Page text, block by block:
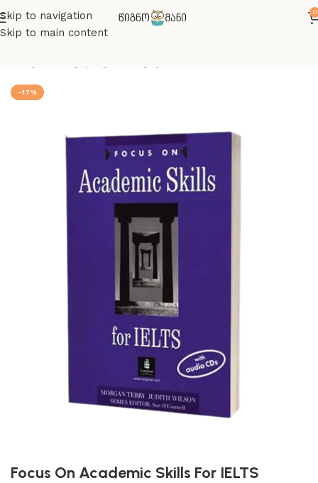
Skip to navigation
Skip to main content
0
-17%
Focus On Academic Skills For IELTS